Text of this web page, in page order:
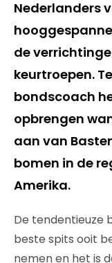
Nederlanders
de
keurtroepen.
bondscoach
opbrengen
aan van
bomen in de
Amerika.
De tendentieuze
beste spits ooit
nemen en het is